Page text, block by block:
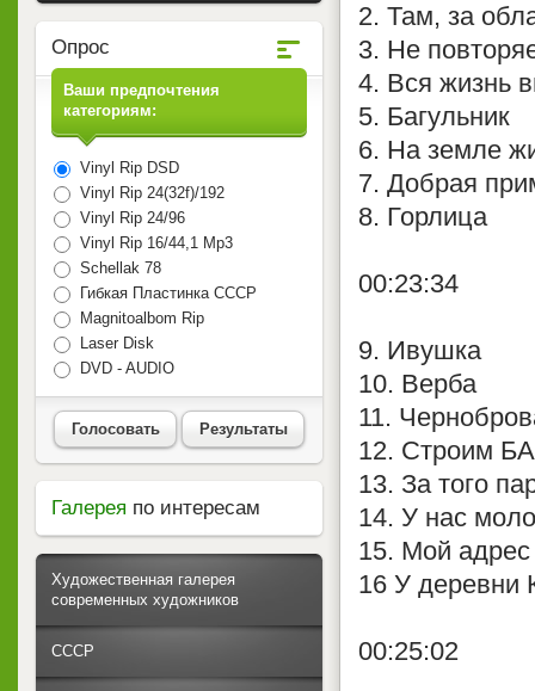
2. Там, за
3. Не
4. Вся жизнь
5. Багульник
6. На земле
7. Добрая
8. Горлица
00:23:34
9. Ивушка
10. Верба
11.
12. Строим
13. За того
14. У нас
15. Мой
16 У деревни
00:25:02
Опрос
Ваши предпочтения
категориям:
Vinyl Rip DSD
Vinyl Rip 24(32f)/192
Vinyl Rip 24/96
Vinyl Rip 16/44,1 Mp3
Schellak 78
Гибкая Пластинка СССР
Magnitoalbom Rip
Laser Disk
DVD - AUDIO
Голосовать Результаты
Галерея по интересам
Художественная галерея
современных художников
СССР